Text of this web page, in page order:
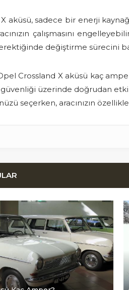
aküsü, sadece bir enerji
çalışmasını
değiştirme sürecini
Crossland X aküsü kaç
güvenliği üzerinde doğrudan
seçerken, aracınızın